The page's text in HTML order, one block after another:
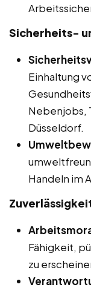
Sicherheits-
Einhaltung
Nebenjobs,
Düsseldorf.
Handeln im
Fähigkeit,
zu